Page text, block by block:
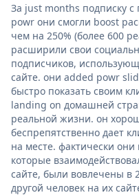
За just months подписку
powr они смогли boost
чем на 250% (более 600
расширили свои
подписчиков,
сайте. они added powr
быстро показать своим
landing on домашней
реальной жизни. он
беспрепятственно дает
на месте. фактически
которые
сайте, были вовлечены в
другой человек на их